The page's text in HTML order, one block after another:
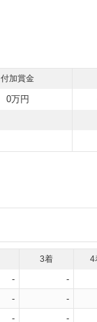
付加賞金
0万円
3着 4
- -
- -
- -